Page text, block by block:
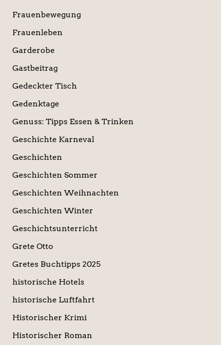
Frauenbewegung
Frauenleben
Garderobe
Gastbeitrag
Gedeckter Tisch
Gedenktage
Genuss: Tipps Essen & Trinken
Geschichte Karneval
Geschichten
Geschichten Sommer
Geschichten Weihnachten
Geschichten Winter
Geschichtsunterricht
Grete Otto
Gretes Buchtipps 2025
historische Hotels
historische Luftfahrt
Historischer Krimi
Historischer Roman